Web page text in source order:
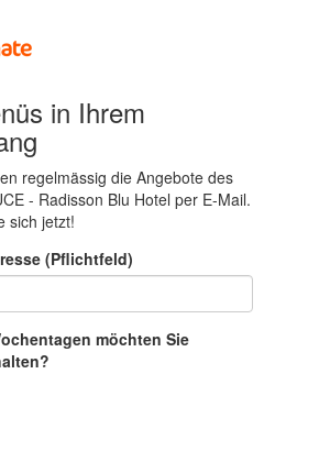
in Ihrem
regelmässig die Angebote des
- Radisson Blu Hotel per E-Mail.
sich jetzt!
(Pflichtfeld)
möchten Sie